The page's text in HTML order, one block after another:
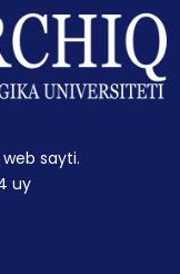
sayti.
uy